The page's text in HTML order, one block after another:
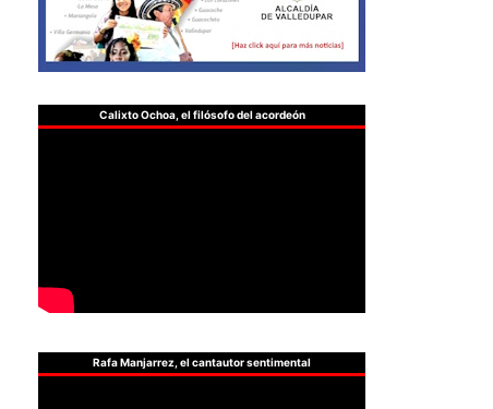
Calixto Ochoa, el filósofo del acordeón
Rafa Manjarrez, el cantautor sentimental